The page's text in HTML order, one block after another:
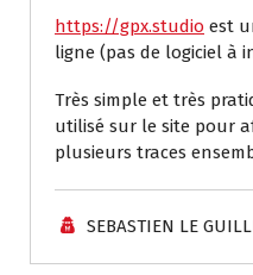
https://gpx.studio est
ligne (pas de logiciel à
Très simple et très
utilisé sur le site pour
plusieurs traces
SEBASTIEN LE